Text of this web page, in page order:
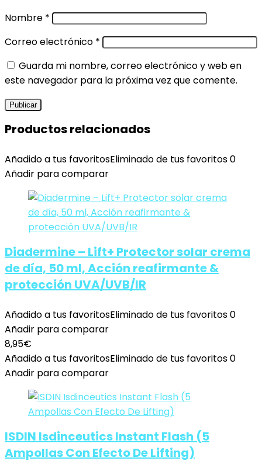
Nombre *
Correo electrónico *
Guarda mi nombre, correo electrónico y web en
este navegador para la próxima vez que comente.
Productos relacionados
Añadido a tus favoritosEliminado de tus favoritos0
Añadir para comparar
Diadermine – Lift+ Protector solar crema
de día, 50 ml, Acción reafirmante &
protección UVA/UVB/IR
Añadido a tus favoritosEliminado de tus favoritos0
Añadir para comparar
8,95€
Añadido a tus favoritosEliminado de tus favoritos0
Añadir para comparar
ISDIN Isdinceutics Instant Flash (5
Ampollas Con Efecto De Lifting)